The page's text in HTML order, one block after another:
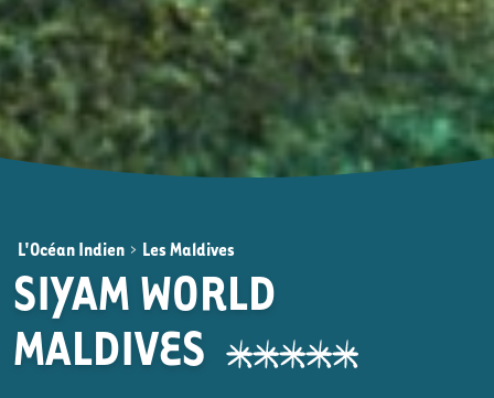
L'Océan Indien > Les Maldives
SIYAM WORLD
MALDIVES